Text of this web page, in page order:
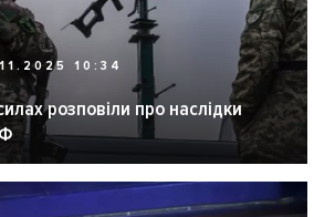
10:34
розповіли про наслідки